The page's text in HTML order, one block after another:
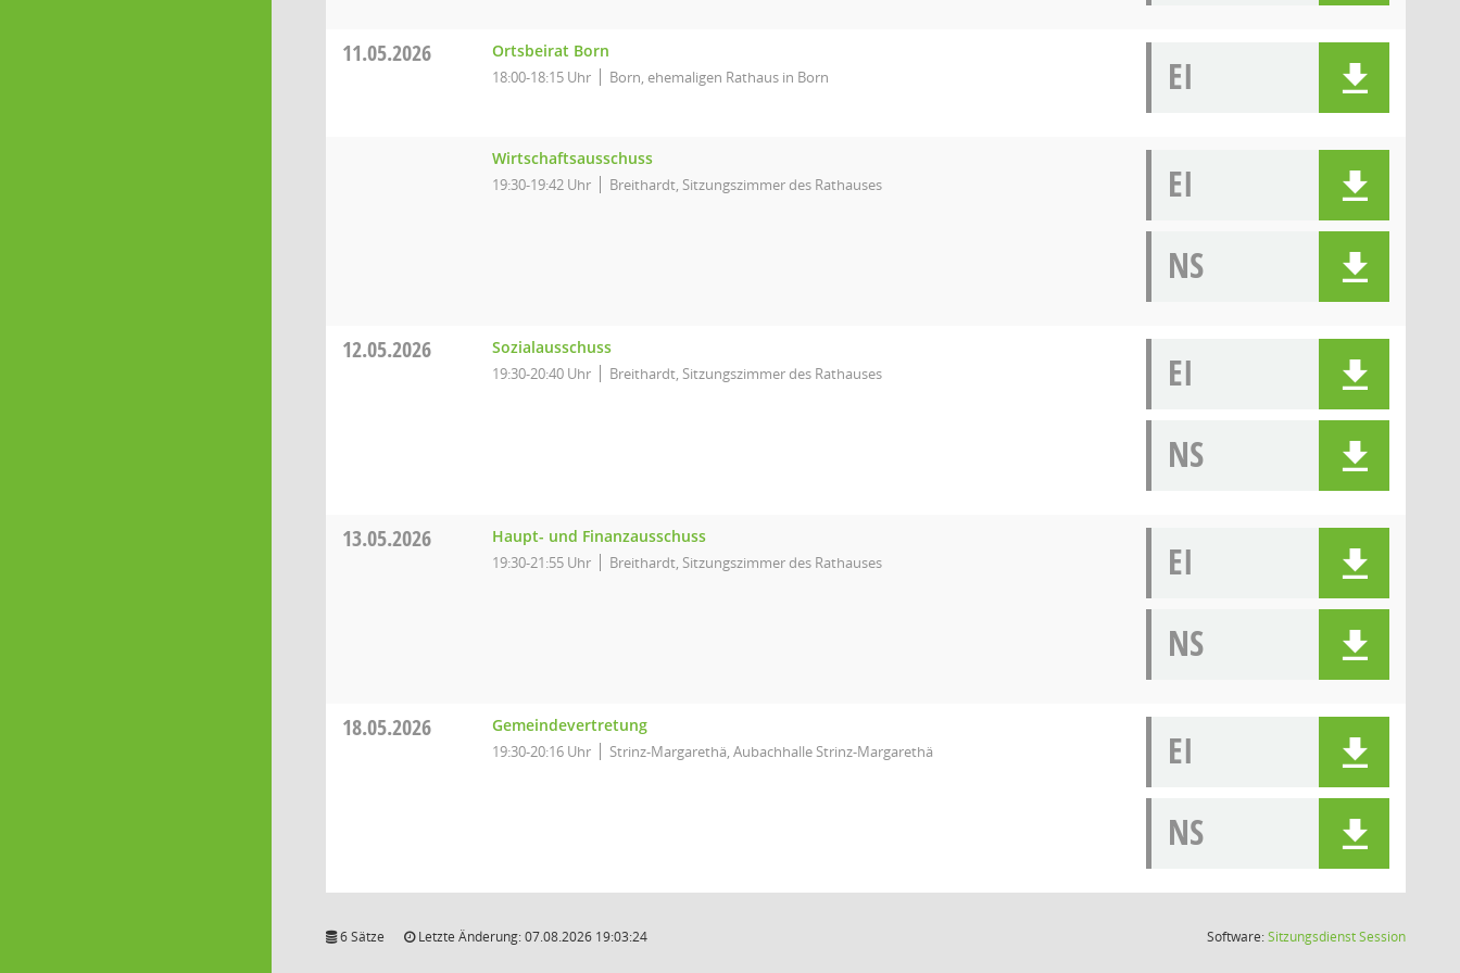
11.05.2026 Ortsbeirat Born
18:00-18:15 Uhr Born, ehemaligen Rathaus in Born EI
Wirtschaftsausschuss
19:30-19:42 Uhr Breithardt, Sitzungszimmer des Rathauses
EI
NS
12.05.2026 Sozialausschuss
19:30-20:40 Uhr Breithardt, Sitzungszimmer des Rathauses
EI
NS
13.05.2026 Haupt- und Finanzausschuss
19:30-21:55 Uhr Breithardt, Sitzungszimmer des Rathauses
EI
NS
18.05.2026 Gemeindevertretung
19:30-20:16 Uhr Strinz-Margarethä, Aubachhalle Strinz-Margarethä
EI
NS
6 Sätze Letzte Änderung: 07.08.2026 19:03:24 Software:SitzungsdienstSession(Wird in